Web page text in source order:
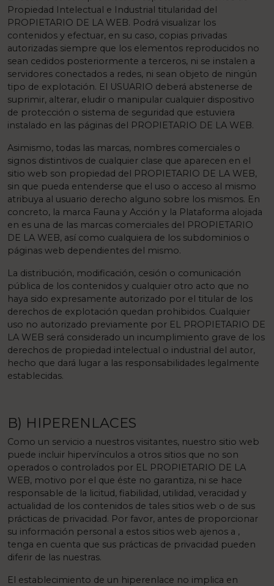
Propiedad Intelectual e Industrial titularidad del
PROPIETARIO DE LA WEB. Podrá visualizar los
contenidos y efectuar, en su caso, copias privadas
autorizadas siempre que los elementos reproducidos no
sean cedidos posteriormente a terceros, ni se instalen a
servidores conectados a redes, ni sean objeto de ningún
tipo de explotación. El USUARIO deberá abstenerse de
suprimir, alterar, eludir o manipular cualquier dispositivo
de protección o sistema de seguridad que estuviera
instalado en las páginas del PROPIETARIO DE LA WEB.
Asimismo, todas las marcas, nombres comerciales o
signos distintivos de cualquier clase que aparecen en el
sitio web son propiedad del PROPIETARIO DE LA WEB,
sin que pueda entenderse que el uso o acceso al mismo
atribuya al usuario derecho alguno sobre los mismos. En
concreto, la marca Fauna y Acción y la Plataforma alojada
en es una de las marcas comerciales del PROPIETARIO
DE LA WEB, así como cualquiera de los subdominios o
páginas web dependientes del mismo.
La distribución, modificación, cesión o comunicación
pública de los contenidos y cualquier otro acto que no
haya sido expresamente autorizado por el titular de los
derechos de explotación quedan prohibidos. Cualquier
uso no autorizado previamente por EL PROPIETARIO DE
LA WEB será considerado un incumplimiento grave de los
derechos de propiedad intelectual o industrial del autor,
hecho que dará lugar a las responsabilidades legalmente
establecidas.
B) HIPERENLACES
Como un servicio a nuestros visitantes, nuestro sitio web
puede incluir hipervínculos a otros sitios que no son
operados o controlados por EL PROPIETARIO DE LA
WEB, motivo por el que éste no garantiza, ni se hace
responsable de la licitud, fiabilidad, utilidad, veracidad y
actualidad de los contenidos de tales sitios web o de sus
prácticas de privacidad. Por favor, antes de proporcionar
su información personal a estos sitios web ajenos a ,
tenga en cuenta que sus prácticas de privacidad pueden
diferir de las nuestras.
El establecimiento de un hiperenlace no implica en